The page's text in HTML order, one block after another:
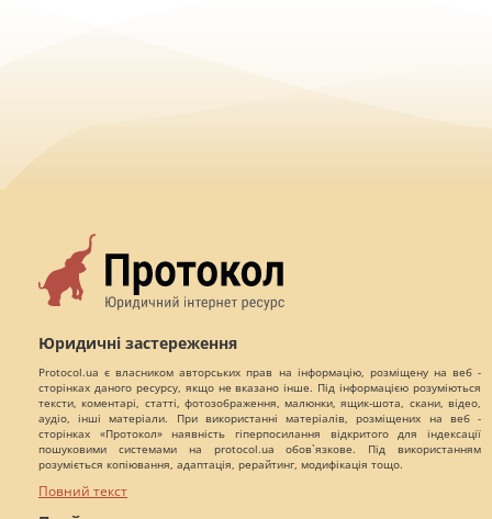
Юридичні застереження
Protocol.ua є власником авторських прав на інформацію, розміщену на веб -
сторінках даного ресурсу, якщо не вказано інше. Під інформацією розуміються
тексти, коментарі, статті, фотозображення, малюнки, ящик-шота, скани, відео,
аудіо, інші матеріали. При використанні матеріалів, розміщених на веб -
сторінках «Протокол» наявність гіперпосилання відкритого для індексації
пошуковими системами на protocol.ua обов`язкове. Під використанням
розуміється копіювання, адаптація, рерайтинг, модифікація тощо.
Повний текст